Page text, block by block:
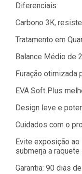
Diferenciais:
Carbono 3K,
Tratamento em
Balance Médio de
Furação otimizada
EVA Soft Plus
Design leve e
Cuidados com o
Evite exposição
submerja a
Garantia: 90 dias